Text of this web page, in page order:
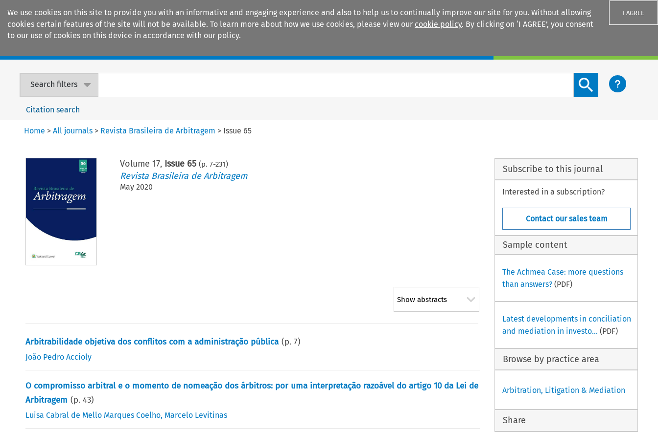
We use cookies on this site to provide you with an informative and engaging experience and also to help us to continually improve our site for you. Without allowing
cookies certain features of the site will not be available. To learn more about how we use cookies, please view our cookie policy. By clicking on ‘I AGREE’, you consent
to our use of cookies on this device in accordance with our policy.
I AGREE
Search filters
Search content button
Citation search
Home >All journals > Revista Brasileira de Arbitragem > Issue 65
Volume 17, Issue 65 (p. 7-231)
Revista Brasileira de Arbitragem
May 2020
Show abstracts
Arbitrabilidade objetiva dos conflitos com a administração pública (p.7)
João Pedro Accioly
O compromisso arbitral e o momento de nomeação dos árbitros: por uma interpretação razoável do artigo 10 da Lei de
Arbitragem (p.43)
Luisa Cabral de Mello Marques Coelho, Marcelo Levitinas
Subscribe to this journal
Interested in a subscription?
Contact our sales team
Sample content
The Achmea Case: more questions
than answers?(PDF)
Latest developments in conciliation
and mediation in investo... (PDF)
Browse by practice area
Arbitration, Litigation & Mediation
Share